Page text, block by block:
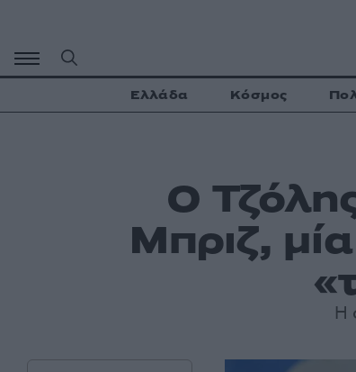
περιεχόμενο
Ελλάδα Κόσμος
Ο
Μπριζ,
Η